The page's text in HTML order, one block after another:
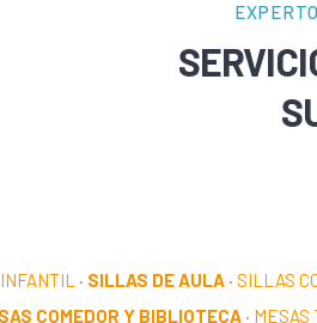
· SILLAS DE AULA· SILLAS
COMEDOR Y BIBLIOTECA · MESAS